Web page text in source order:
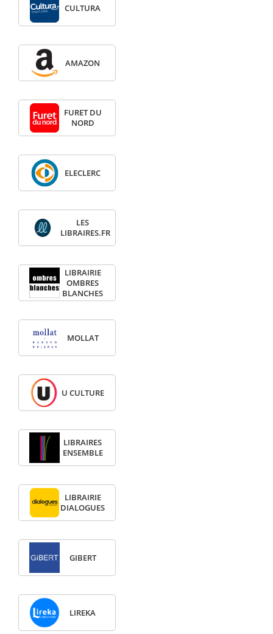
CULTURA
AMAZON
FURET DU
NORD
ELECLERC
LES
LIBRAIRES.FR
LIBRAIRIE
OMBRES
BLANCHES
MOLLAT
U CULTURE
LIBRAIRES
ENSEMBLE
LIBRAIRIE
DIALOGUES
GIBERT
LIREKA